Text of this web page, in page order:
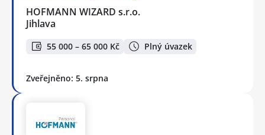
HOFMANN WIZARD s.r.o.
Jihlava
55 000 – 65 000 Kč Plný úvazek
Zveřejněno: 5. srpna